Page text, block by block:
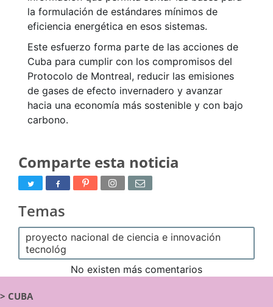
la formulación de estándares mínimos de
eficiencia energética en esos sistemas.
Este esfuerzo forma parte de las acciones de
Cuba para cumplir con los compromisos del
Protocolo de Montreal, reducir las emisiones
de gases de efecto invernadero y avanzar
hacia una economía más sostenible y con bajo
carbono.
Comparte esta noticia
Temas
proyecto nacional de ciencia e innovación
tecnológ
No existen más comentarios
> CUBA